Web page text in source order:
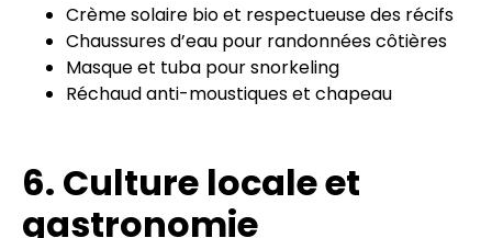
Crème solaire bio et respectueuse des récifs
Chaussures d’eau pour randonnées côtières
Masque et tuba pour snorkeling
Réchaud anti-moustiques et chapeau
6. Culture locale et
gastronomie